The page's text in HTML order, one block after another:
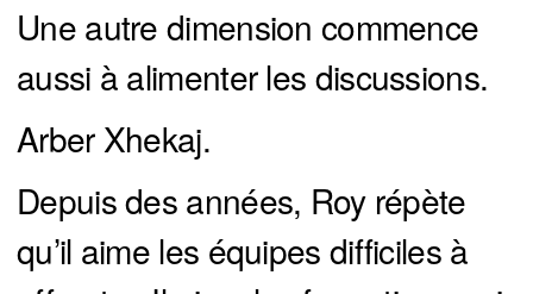
Une autre dimension commence
aussi à alimenter les discussions.
Arber Xhekaj.
Depuis des années, Roy répète
qu’il aime les équipes difficiles à